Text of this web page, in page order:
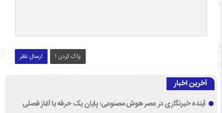
ارسال نظر پاک کردن !
آخرین اخبار
آینده خبرنگاری در عصر هوش مصنوعی؛ پایان یک حرفه یا آغاز فصلی